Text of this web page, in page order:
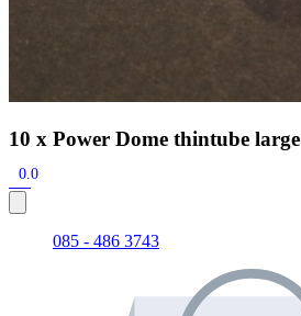
10 x Power Dome thintube large
0.0
085 - 486 3743